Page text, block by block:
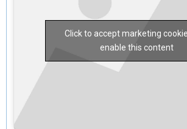
Click to accept marketing
enable this content